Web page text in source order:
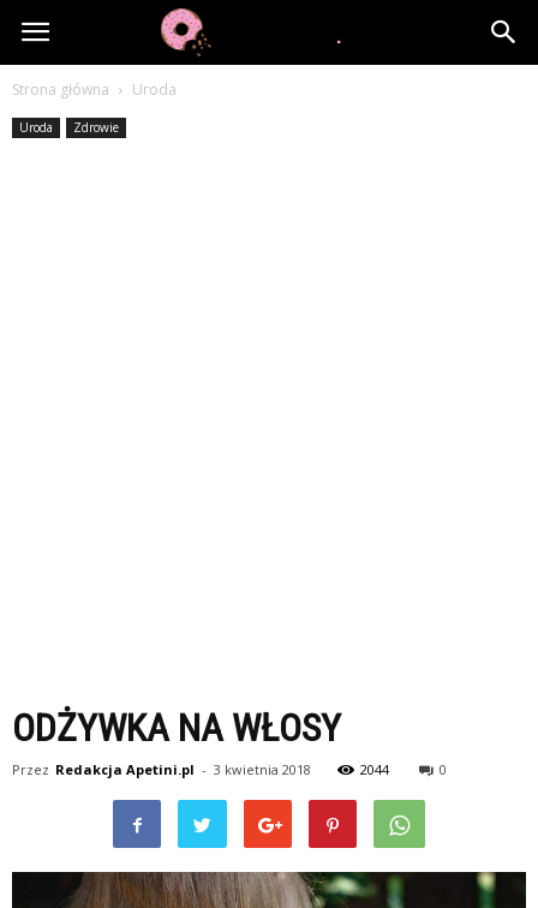
www.apetini.pl
Strona główna Uroda
Uroda Zdrowie
ODŻYWKA NA WŁOSY
Przez Redakcja Apetini.pl - 3 kwietnia 2018 2044 0